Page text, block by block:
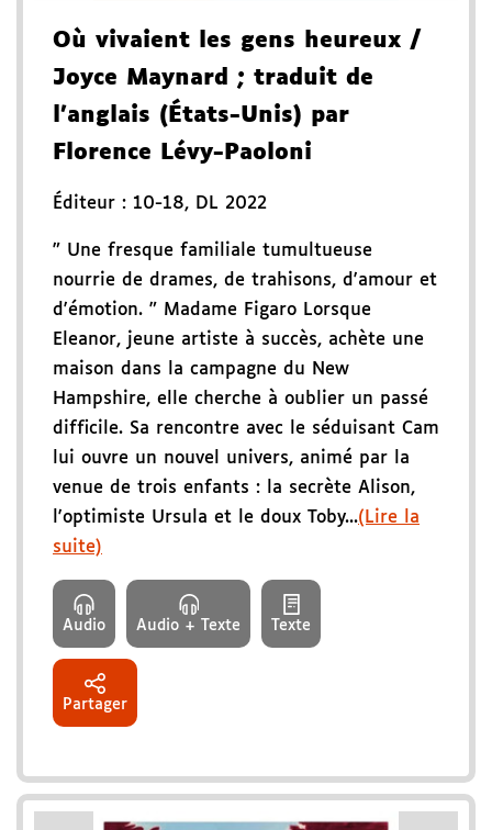
Où vivaient les gens heureux /
Joyce Maynard
; traduit de
l'anglais (États-Unis) par
Florence Lévy-Paoloni
Éditeur : 10-18, DL 2022
" Une fresque familiale tumultueuse
nourrie de drames, de trahisons, d'amour et
d'émotion. " Madame Figaro Lorsque
Eleanor, jeune artiste à succès, achète une
maison dans la campagne du New
Hampshire, elle cherche à oublier un passé
difficile. Sa rencontre avec le séduisant Cam
lui ouvre un nouvel univers, animé par la
venue de trois enfants : la secrète Alison,
l'optimiste Ursula et le doux Toby...(Lire la
suite)
Audio Audio + Texte Texte
Partager